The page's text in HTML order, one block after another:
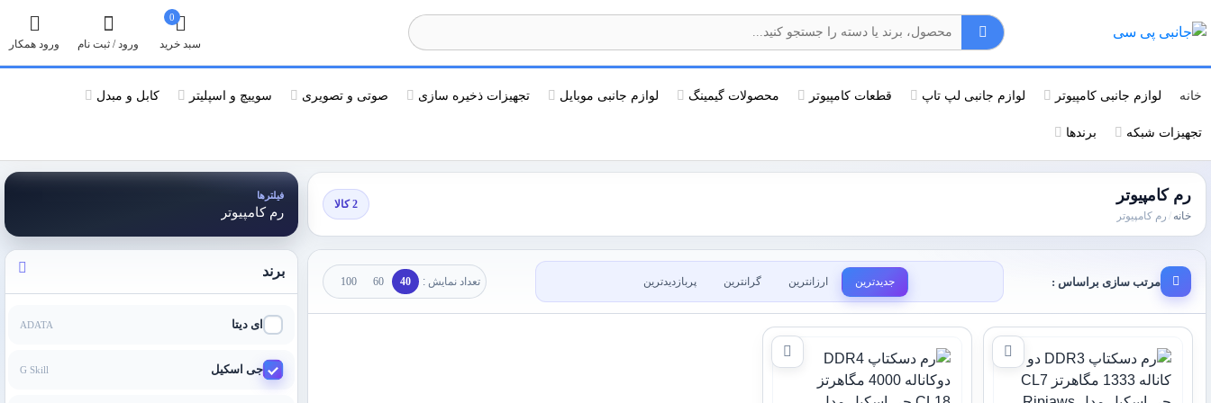
ورود همکار ورود / ثبت نام
0
سبد خرید
خانه لوازم جانبی کامپیوتر لوازم جانبی لپ تاپ قطعات کامپیوتر محصولات گیمینگ لوازم جانبی موبایل تجهیزات ذخیره سازی صوتی و تصویری سوییچ و اسپلیتر کابل و مبدل
تجهیزات شبکه برندها
رم کامپیوتر
خانه / رم کامپیوتر
2 کالا
مرتب سازی براساس : جدیدترین ارزانترین گرانترین پربازدیدترین تعداد نمایش : 40
60
100
فیلترها
رم کامپیوتر
برند
ای دیتا ADATA
جی اسکیل G Skill